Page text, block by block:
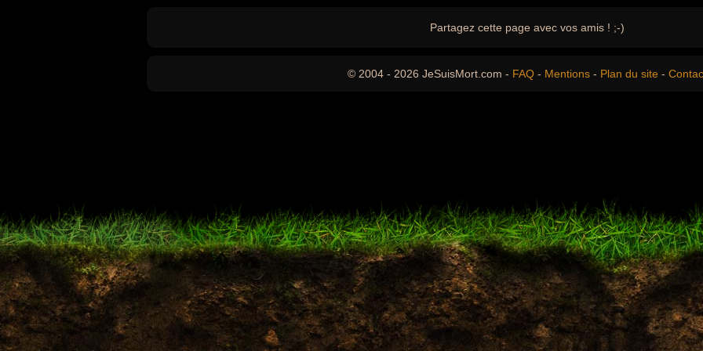
Partagez cette page avec vos amis ! ;-)
© 2004 - 2026 JeSuisMort.com - FAQ - Mentions - Plan du site -